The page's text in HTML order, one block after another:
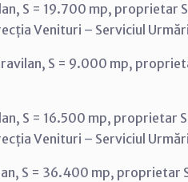
S = 19.700 mp, proprietar
Venituri – Serviciul
S = 9.000 mp,
S = 16.500 mp, proprietar
Venituri – Serviciul
S = 36.400 mp, proprietar